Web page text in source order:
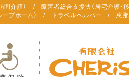
護） / 障害者総合支援法（居宅介護・移
ープホーム） / トラベルヘルパー / 恵那（